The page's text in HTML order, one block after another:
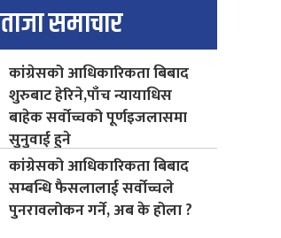
ताजा समाचार
कांग्रेसको आधिकारिकता बिबाद
शुरुबाट हेरिने,पाँच न्यायाधिस
बाहेक सर्वोच्चको पूर्णइजलासमा
सुनुवाई हुने
कांग्रेसको आधिकारिकता बिबाद
सम्बन्धि फैसलालाई सर्वोच्चले
पुनरावलोकन गर्ने, अब के होला ?